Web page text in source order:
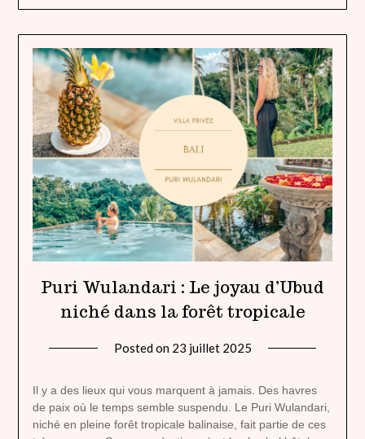
Puri Wulandari : Le joyau d’Ubud
niché dans la forêt tropicale
Posted on 23 juillet 2025
heavenly
Il y a des lieux qui vous marquent à jamais. Des havres
de paix où le temps semble suspendu. Le Puri Wulandari,
niché en pleine forêt tropicale balinaise, fait partie de ces